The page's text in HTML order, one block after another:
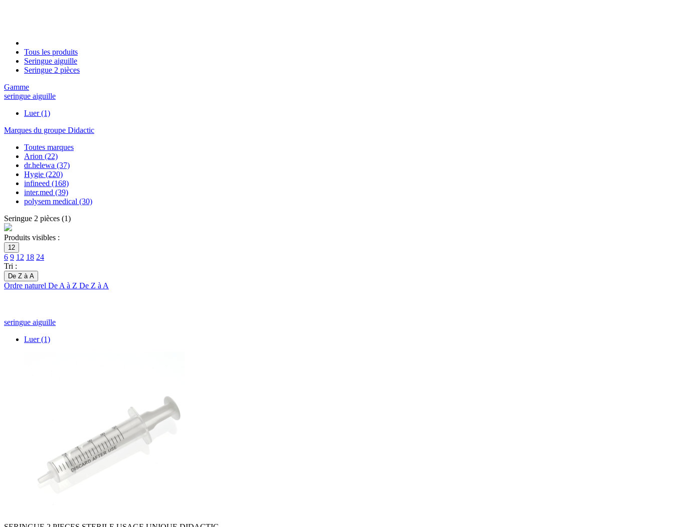
Tous les produits
Seringue aiguille
Seringue 2 pièces
Gamme
seringue aiguille
Luer(1)
Marques du groupe Didactic
Toutes marques
Arion (22)
dr.helewa (37)
Hygie (220)
infineed (168)
inter.med (39)
polysem medical (30)
Seringue 2 pièces (1)
Produits visibles :
12
6 9 12 18 24
Tri :
De Z à A
Ordre naturel De A à Z De Z à A
seringue aiguille
Luer(1)